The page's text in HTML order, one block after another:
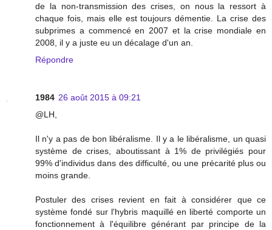
de la non-transmission des crises, on nous la ressort à
chaque fois, mais elle est toujours démentie. La crise des
subprimes a commencé en 2007 et la crise mondiale en
2008, il y a juste eu un décalage d'un an.
Répondre
1984 26 août 2015 à 09:21
@LH,
Il n'y a pas de bon libéralisme. Il y a le libéralisme, un quasi
système de crises, aboutissant à 1% de privilégiés pour
99% d'individus dans des difficulté, ou une précarité plus ou
moins grande.
Postuler des crises revient en fait à considérer que ce
système fondé sur l'hybris maquillé en liberté comporte un
fonctionnement à l'équilibre générant par principe de la